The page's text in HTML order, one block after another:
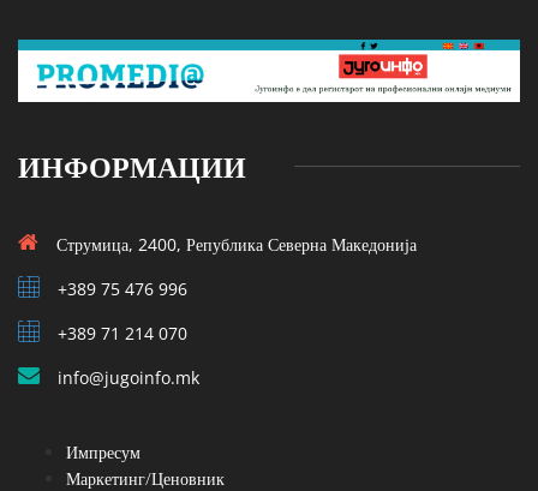
ИНФОРМАЦИИ
Струмица, 2400, Република Северна Македонија
+389 75 476 996
+389 71 214 070
info@jugoinfo.mk
Импресум
Маркетинг/Ценовник